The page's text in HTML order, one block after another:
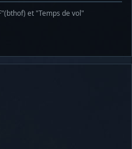
expects parameter 1 to be
expects parameter 1 to be
expects parameter 1 to be
expects parameter 1 to be
expects parameter 1 to be
et "Temps de vol"